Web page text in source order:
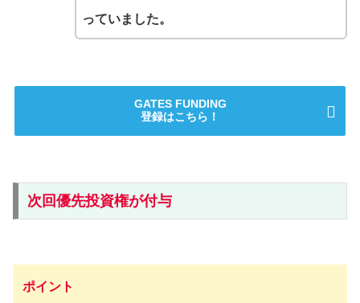
っていました。
GATES FUNDING
登録はこちら！
次回優先投資権が付与
ポイント